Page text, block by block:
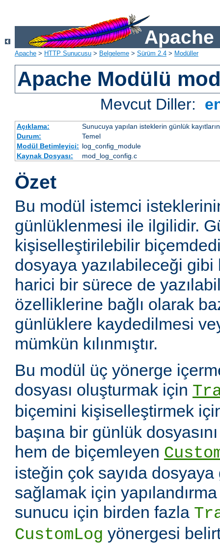
Apache
Apache > HTTP Sunucusu > Belgeleme > Sürüm 2.4 > Modüller
Apache Modülü
Mevcut Diller:
Açıklama:
Sunucuya yapılan isteklerin günlük
Durum:
Temel
Modül Betimleyici: log_config_module
Kaynak Dosyası:
mod_log_config.c
Özet
Bu modül istemci
günlüklenmesi ile ilgilidir.
kişiselleştirilebilir
dosyaya yazılabileceği
harici bir sürece de
özelliklerine bağlı olarak
günlüklere kaydedilmesi
mümkün kılınmıştır.
Bu modül üç yönerge
dosyası oluşturmak için
biçemini kişiselleştirmek
başına bir günlük
hem de biçemleyen
isteğin çok sayıda
sağlamak için
sunucu için birden fazla
CustomLog yönergesi